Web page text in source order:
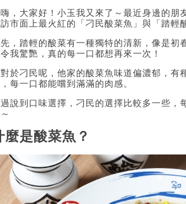
，大家好！小玉我又來了～最近身邊的朋
市面上最火紅的「刁民酸菜魚」與「踏輕
，踏輕的酸菜有一種獨特的清新，像是初
我驚艷，真的每一口都想再來一次！
於刁民呢，他家的酸菜魚味道偏濃郁，有
每一口都能嚐到滿滿的肉感。
說到口味選擇，刁民的選擇比較多一些，
麼是酸菜魚？